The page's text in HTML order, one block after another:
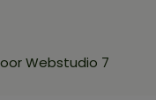
Webstudio 7